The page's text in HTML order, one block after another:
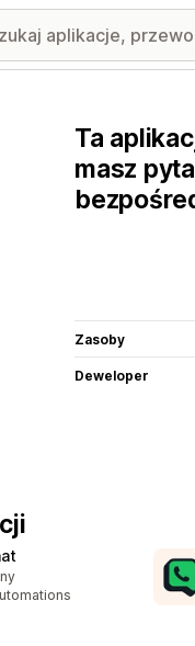
Ta
masz
Zasoby
Deweloper